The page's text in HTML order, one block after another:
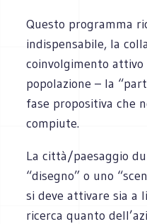
Questo programma
indispensabile, la
coinvolgimento attivo
popolazione – la
fase propositiva che
compiute.
La città/paesaggio
“disegno” o uno
si deve attivare sia a
ricerca quanto